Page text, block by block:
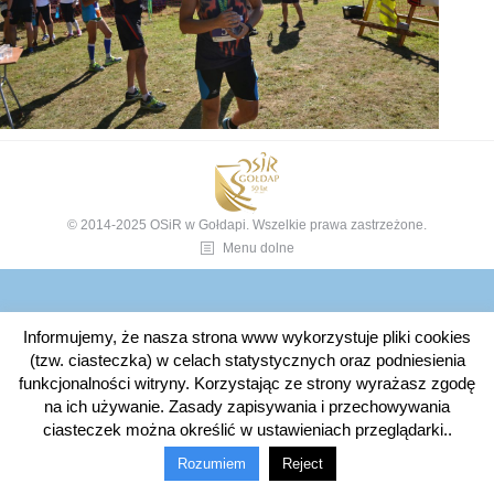
© 2014-2025 OSiR w Gołdapi. Wszelkie prawa zastrzeżone.
Menu dolne
Informujemy, że nasza strona www wykorzystuje pliki cookies
(tzw. ciasteczka) w celach statystycznych oraz podniesienia
funkcjonalności witryny. Korzystając ze strony wyrażasz zgodę
na ich używanie. Zasady zapisywania i przechowywania
ciasteczek można określić w ustawieniach przeglądarki..
Rozumiem Reject